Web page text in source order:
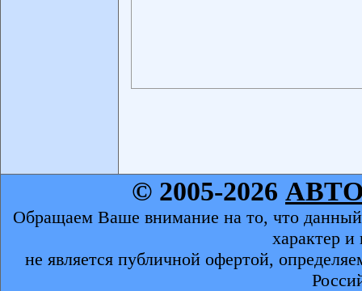
© 2005-2026
Обращаем Ваше внимание на то, что
характер
не является публичной офертой,